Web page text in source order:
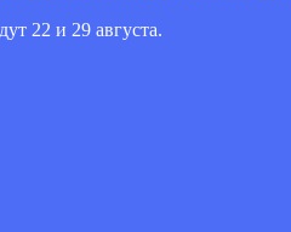
22 и 29 августа.